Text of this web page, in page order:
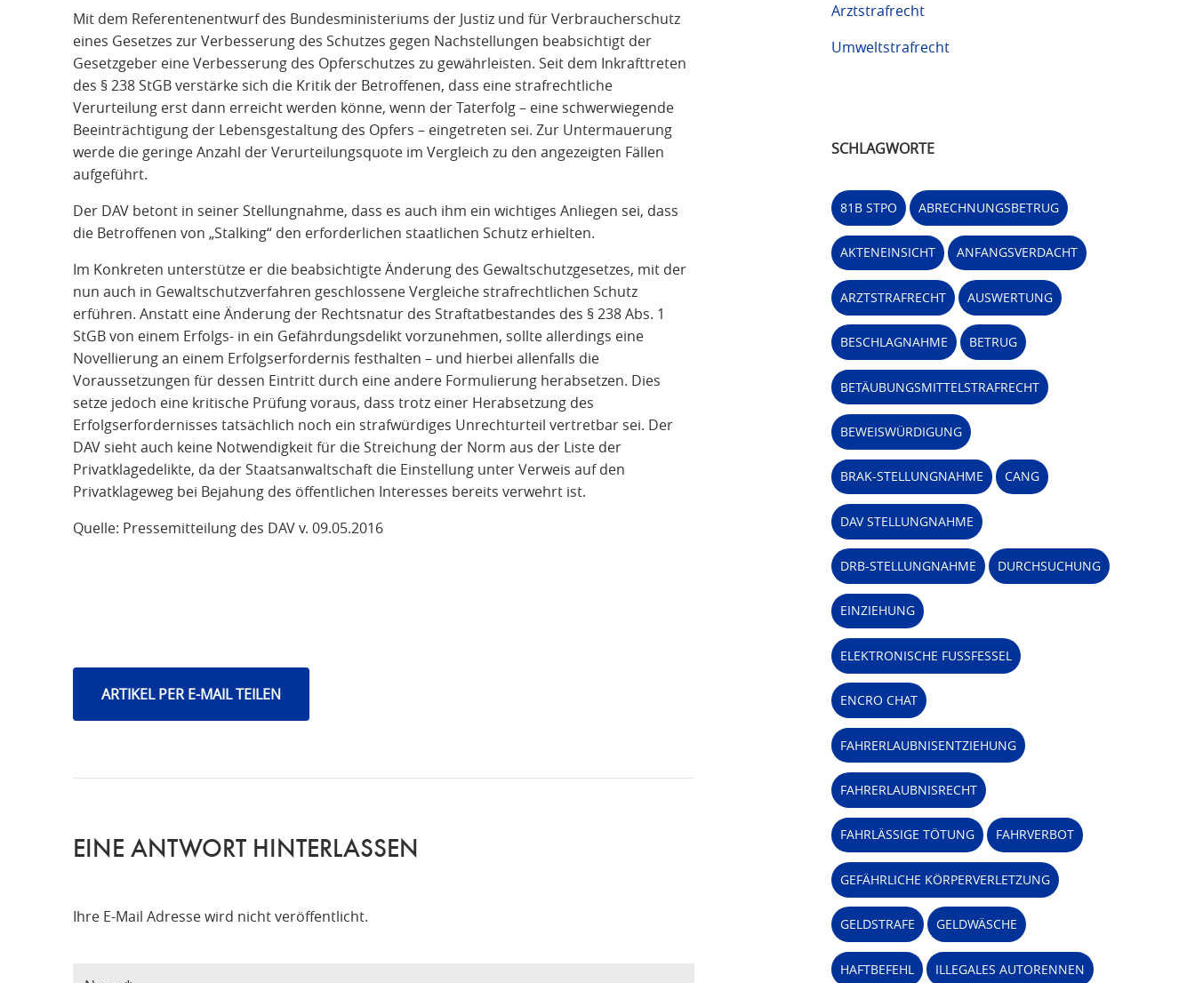
Mit dem Referentenentwurf des Bundesministeriums der Justiz und für Verbraucherschutz
eines Gesetzes zur Verbesserung des Schutzes gegen Nachstellungen beabsichtigt der
Gesetzgeber eine Verbesserung des Opferschutzes zu gewährleisten. Seit dem Inkrafttreten
des § 238 StGB verstärke sich die Kritik der Betroffenen, dass eine strafrechtliche
Verurteilung erst dann erreicht werden könne, wenn der Taterfolg – eine schwerwiegende
Beeinträchtigung der Lebensgestaltung des Opfers – eingetreten sei. Zur Untermauerung
werde die geringe Anzahl der Verurteilungsquote im Vergleich zu den angezeigten Fällen
aufgeführt.
Der DAV betont in seiner Stellungnahme, dass es auch ihm ein wichtiges Anliegen sei, dass
die Betroffenen von „Stalking“ den erforderlichen staatlichen Schutz erhielten.
Im Konkreten unterstütze er die beabsichtigte Änderung des Gewaltschutzgesetzes, mit der
nun auch in Gewaltschutzverfahren geschlossene Vergleiche strafrechtlichen Schutz
erführen. Anstatt eine Änderung der Rechtsnatur des Straftatbestandes des § 238 Abs. 1
StGB von einem Erfolgs- in ein Gefährdungsdelikt vorzunehmen, sollte allerdings eine
Novellierung an einem Erfolgserfordernis festhalten – und hierbei allenfalls die
Voraussetzungen für dessen Eintritt durch eine andere Formulierung herabsetzen. Dies
setze jedoch eine kritische Prüfung voraus, dass trotz einer Herabsetzung des
Erfolgserfordernisses tatsächlich noch ein strafwürdiges Unrechturteil vertretbar sei. Der
DAV sieht auch keine Notwendigkeit für die Streichung der Norm aus der Liste der
Privatklagedelikte, da der Staatsanwaltschaft die Einstellung unter Verweis auf den
Privatklageweg bei Bejahung des öffentlichen Interesses bereits verwehrt ist.
Quelle: Pressemitteilung des DAV v. 09.05.2016
ARTIKEL PER E-MAIL TEILEN
EINE ANTWORT HINTERLASSEN
Ihre E-Mail Adresse wird nicht veröffentlicht.
Arztstrafrecht
Umweltstrafrecht
SCHLAGWORTE
81B STPO ABRECHNUNGSBETRUG
AKTENEINSICHT ANFANGSVERDACHT
ARZTSTRAFRECHT AUSWERTUNG
BESCHLAGNAHME BETRUG
BETÄUBUNGSMITTELSTRAFRECHT
BEWEISWÜRDIGUNG
BRAK-STELLUNGNAHME CANG
DAV STELLUNGNAHME
DRB-STELLUNGNAHME DURCHSUCHUNG
EINZIEHUNG
ELEKTRONISCHE FUSSFESSEL
ENCRO CHAT
FAHRERLAUBNISENTZIEHUNG
FAHRERLAUBNISRECHT
FAHRLÄSSIGE TÖTUNG FAHRVERBOT
GEFÄHRLICHE KÖRPERVERLETZUNG
GELDSTRAFE GELDWÄSCHE
HAFTBEFEHL ILLEGALES AUTORENNEN